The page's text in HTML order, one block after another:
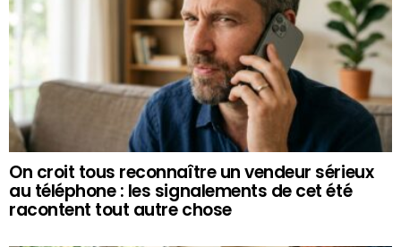
On croit tous reconnaître un vendeur sérieux
au téléphone : les signalements de cet été
racontent tout autre chose